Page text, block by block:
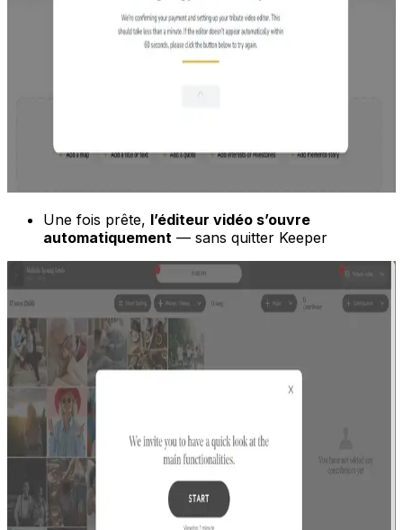
Une fois prête, l’éditeur vidéo s’ouvre
automatiquement — sans quitter Keeper